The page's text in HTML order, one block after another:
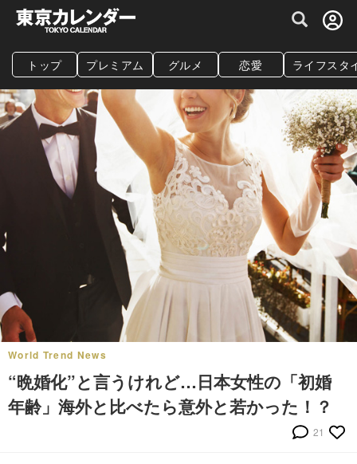
グルメ情報・プレミアムレストラン予約
トップ プレミアム グルメ 恋愛 ライフスタ
World Trend News
“晩婚化”と言うけれど…日本女性の「初婚
年齢」海外と比べたら意外と若かった！？
21